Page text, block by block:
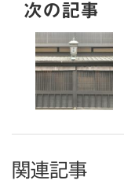
次の記事
関連記事